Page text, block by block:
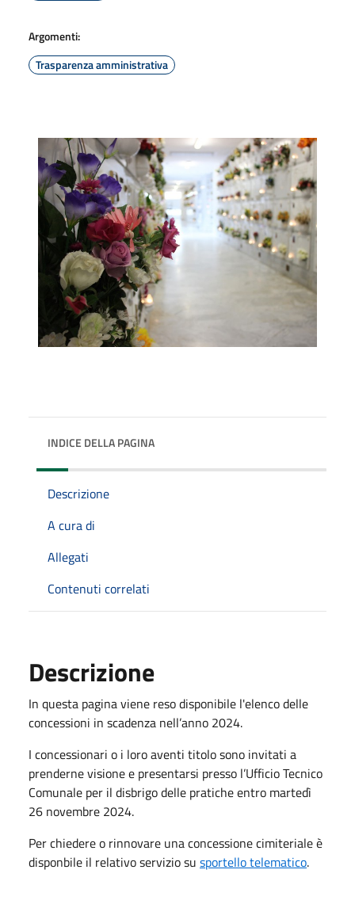
Argomenti:
Trasparenza amministrativa
INDICE DELLA PAGINA
Descrizione
A cura di
Allegati
Contenuti correlati
Descrizione
In questa pagina viene reso disponibile l'elenco delle
concessioni in scadenza nell’anno 2024.
I concessionari o i loro aventi titolo sono invitati a
prenderne visione e presentarsi presso l’Ufficio Tecnico
Comunale per il disbrigo delle pratiche entro martedì
26 novembre 2024.
Per chiedere o rinnovare una concessione cimiteriale è
disponbile il relativo servizio su sportello telematico.